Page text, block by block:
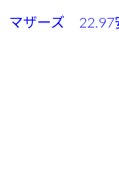
マザーズ